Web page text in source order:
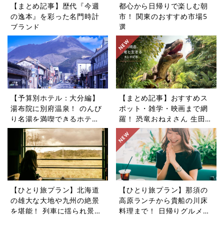
【まとめ記事】歴代『今週
の逸本』を彩った名門時計
ブランド
都心から日帰りで楽しむ朝
市！ 関東のおすすめ市場5
選
【予算別ホテル：大分編】
湯布院に別府温泉！ のんび
り名湯を満喫できるホテル5
選
【まとめ記事】おすすめス
ポット・雑学・映画まで網
羅！ 恐竜おねえさん 生田晴
香の恐竜コラム9選
【ひとり旅プラン】北海道
の雄大な大地や九州の絶景
を堪能！ 列車に揺られ景色
【ひとり旅プラン】那須の
高原ランチから貴船の川床
料理まで！ 日帰りグルメ旅